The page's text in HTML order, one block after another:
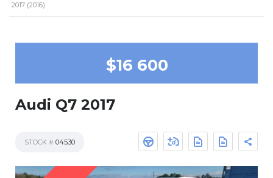
2017 (2016)
$16 600
Audi Q7 2017
STOCK # 04530